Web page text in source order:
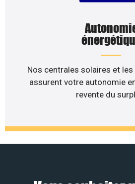
Nos centrales solaires et les
assurent votre autonomie
revente du